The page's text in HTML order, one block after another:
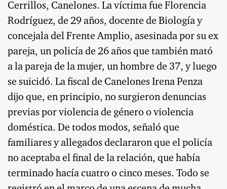
Cerrillos, Canelones. La víctima fue Florencia
Rodríguez, de 29 años, docente de Biología y
concejala del Frente Amplio, asesinada por su ex
pareja, un policía de 26 años que también mató
a la pareja de la mujer, un hombre de 37, y luego
se suicidó. La fiscal de Canelones Irena Penza
dijo que, en principio, no surgieron denuncias
previas por violencia de género o violencia
doméstica. De todos modos, señaló que
familiares y allegados declararon que el policía
no aceptaba el final de la relación, que había
terminado hacía cuatro o cinco meses. Todo se